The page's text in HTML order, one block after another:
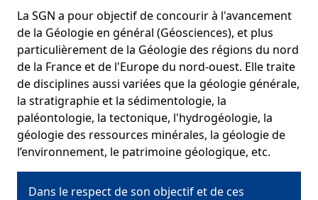
La SGN a pour objectif de concourir à l'avancement
de la Géologie en général (Géosciences), et plus
particulièrement de la Géologie des régions du nord
de la France et de l'Europe du nord-ouest. Elle traite
de disciplines aussi variées que la géologie générale,
la stratigraphie et la sédimentologie, la
paléontologie, la tectonique, l'hydrogéologie, la
géologie des ressources minérales, la géologie de
l’environnement, le patrimoine géologique, etc.
Dans le respect de son objectif et de ces